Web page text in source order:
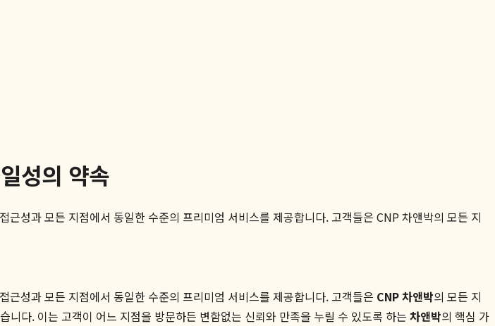
성의 약속
성과 모든 지점에서 동일한 수준의 프리미엄 서비스를 제공합니다. 고객들은 CNP 차앤박의 모든 지
성과 모든 지점에서 동일한 수준의 프리미엄 서비스를 제공합니다. 고객들은 CNP 차앤박의 모든 지
다. 이는 고객이 어느 지점을 방문하든 변함없는 신뢰와 만족을 누릴 수 있도록 하는 차앤박의 핵심 가